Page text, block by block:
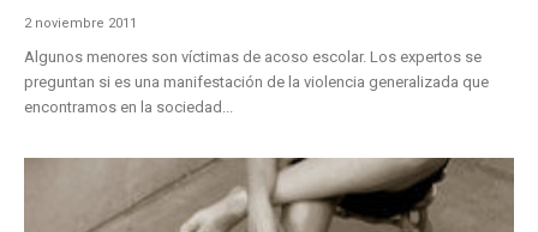
2 noviembre 2011
Algunos menores son víctimas de acoso escolar. Los expertos se
preguntan si es una manifestación de la violencia generalizada que
encontramos en la sociedad...